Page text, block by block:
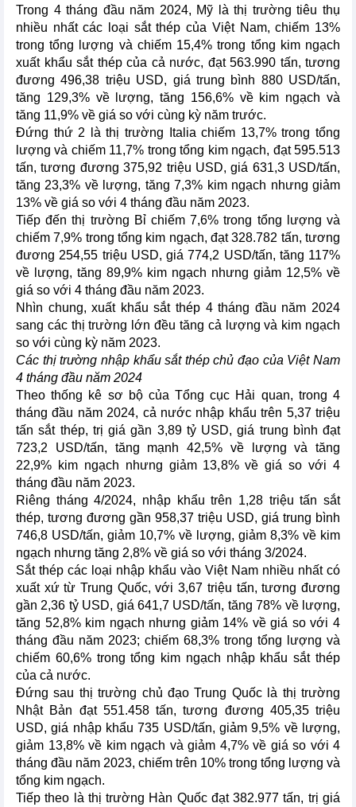
Trong 4 tháng đầu năm 2024, Mỹ là thị trường tiêu thụ
nhiều nhất các loại sắt thép của Việt Nam, chiếm 13%
trong tổng lượng và chiếm 15,4% trong tổng kim ngạch
xuất khẩu sắt thép của cả nước, đạt 563.990 tấn, tương
đương 496,38 triệu USD, giá trung bình 880 USD/tấn,
tăng 129,3% về lượng, tăng 156,6% về kim ngạch và
tăng 11,9% về giá so với cùng kỳ năm trước.
Đứng thứ 2 là thị trường Italia chiếm 13,7% trong tổng
lượng và chiếm 11,7% trong tổng kim ngạch, đạt 595.513
tấn, tương đương 375,92 triệu USD, giá 631,3 USD/tấn,
tăng 23,3% về lượng, tăng 7,3% kim ngạch nhưng giảm
13% về giá so với 4 tháng đầu năm 2023.
Tiếp đến thị trường Bỉ chiếm 7,6% trong tổng lượng và
chiếm 7,9% trong tổng kim ngạch, đạt 328.782 tấn, tương
đương 254,55 triệu USD, giá 774,2 USD/tấn, tăng 117%
về lượng, tăng 89,9% kim ngạch nhưng giảm 12,5% về
giá so với 4 tháng đầu năm 2023.
Nhìn chung, xuất khẩu sắt thép 4 tháng đầu năm 2024
sang các thị trường lớn đều tăng cả lượng và kim ngạch
so với cùng kỳ năm 2023.
Các thị trường nhập khẩu sắt thép chủ đạo của Việt Nam
4 tháng đầu năm 2024
Theo thống kê sơ bộ của Tổng cục Hải quan, trong 4
tháng đầu năm 2024, cả nước nhập khẩu trên 5,37 triệu
tấn sắt thép, trị giá gần 3,89 tỷ USD, giá trung bình đạt
723,2 USD/tấn, tăng mạnh 42,5% về lượng và tăng
22,9% kim ngạch nhưng giảm 13,8% về giá so với 4
tháng đầu năm 2023.
Riêng tháng 4/2024, nhập khẩu trên 1,28 triệu tấn sắt
thép, tương đương gần 958,37 triệu USD, giá trung bình
746,8 USD/tấn, giảm 10,7% về lượng, giảm 8,3% về kim
ngạch nhưng tăng 2,8% về giá so với tháng 3/2024.
Sắt thép các loại nhập khẩu vào Việt Nam nhiều nhất có
xuất xứ từ Trung Quốc, với 3,67 triệu tấn, tương đương
gần 2,36 tỷ USD, giá 641,7 USD/tấn, tăng 78% về lượng,
tăng 52,8% kim ngạch nhưng giảm 14% về giá so với 4
tháng đầu năm 2023; chiếm 68,3% trong tổng lượng và
chiếm 60,6% trong tổng kim ngạch nhập khẩu sắt thép
của cả nước.
Đứng sau thị trường chủ đạo Trung Quốc là thị trường
Nhật Bản đạt 551.458 tấn, tương đương 405,35 triệu
USD, giá nhập khẩu 735 USD/tấn, giảm 9,5% về lượng,
giảm 13,8% về kim ngạch và giảm 4,7% về giá so với 4
tháng đầu năm 2023, chiếm trên 10% trong tổng lượng và
tổng kim ngạch.
Tiếp theo là thị trường Hàn Quốc đạt 382.977 tấn, trị giá